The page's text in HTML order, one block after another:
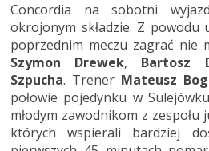
Concordia na sobotni
okrojonym składzie. Z powodu
poprzednim meczu zagrać nie
Szymon Drewek, Bartosz
Szpucha. Trener Mateusz
połowie pojedynku w
młodym zawodnikom z
których wspierali bardziej